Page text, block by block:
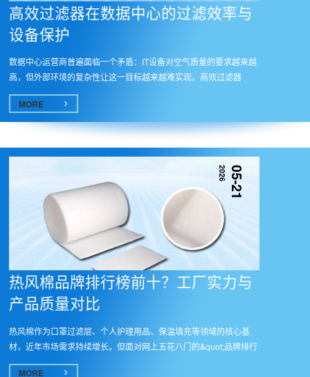
高效过滤器在数据中心的过滤效率与
设备保护​
数据中心运营商普遍面临一个矛盾：IT设备对空气质量的要求越来越
高，但外部环境的复杂性让这一目标越来越难实现。高效过滤器
（HEPA/U...
MORE
05-21
2026
热风棉品牌排行榜前十？工厂实力与
产品质量对比
热风棉作为口罩过滤层、个人护理用品、保温填充等领域的核心基
材，近年市场需求持续增长。但面对网上五花八门的&quot;品牌排行
榜...
MORE